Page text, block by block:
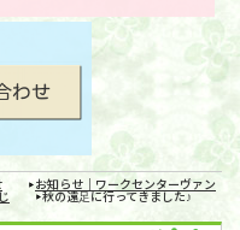
お知らせ｜ワークセンターヴァン
秋の遠足に行ってきました♪